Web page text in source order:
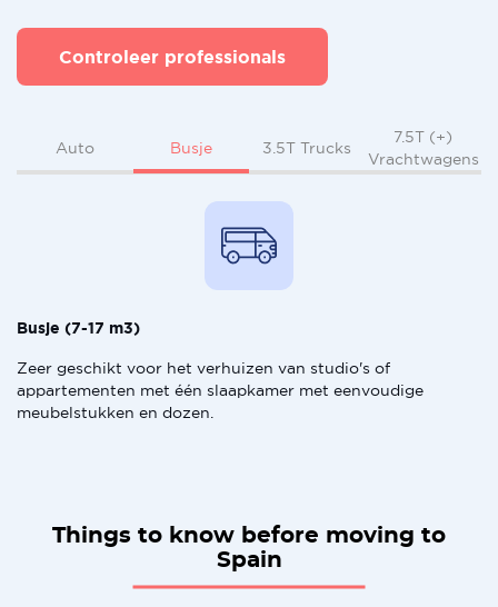
Controleer professionals
Auto Busje 3.5T Trucks
7.5T (+)
Vrachtwagens
Busje (7-17 m3)
Zeer geschikt voor het verhuizen van studio's of
appartementen met één slaapkamer met eenvoudige
meubelstukken en dozen.
Things to know before moving to
Spain